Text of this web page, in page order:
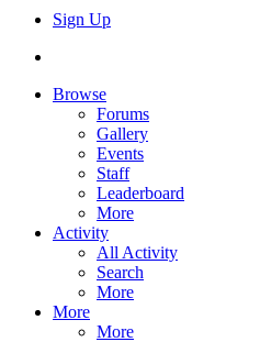
Sign Up
Browse
Forums
Gallery
Events
Staff
Leaderboard
More
Activity
All Activity
Search
More
More
More